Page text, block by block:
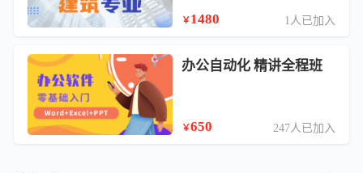
￥1480 1人已加入
办公自动化 精讲全程班
￥650 247人已加入